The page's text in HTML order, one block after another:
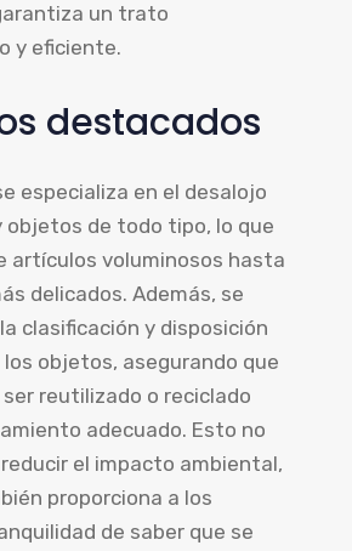
un trato
y eficiente.
destacados
especializa en el desalojo
objetos de todo tipo, lo que
artículos voluminosos hasta
delicados. Además, se
clasificación y disposición
los objetos, asegurando que
reutilizado o reciclado
adecuado. Esto no
el impacto ambiental,
proporciona a los
de saber que se